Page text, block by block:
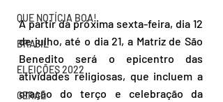
QUE NOTÍCIA BOA!
BRASIL
ELEIÇÕES 2022
GERAL
A partir da próxima sexta-feira, dia 12
de julho, até o dia 21, a Matriz de São
Benedito será o epicentro das
atividades religiosas, que incluem a
oração do terço e celebração da